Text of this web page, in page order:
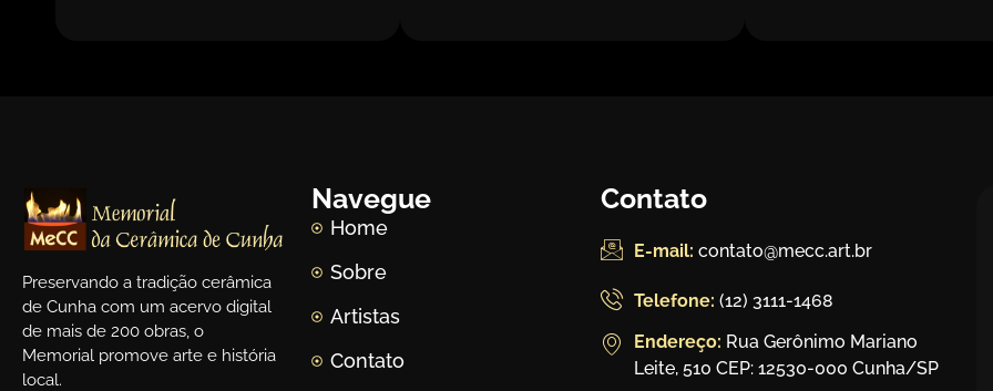
Preservando a tradição cerâmica
de Cunha com um acervo digital
de mais de 200 obras, o
Memorial promove arte e história
local.
Navegue
Home
Sobre
Artistas
Contato
Contato
E-mail: contato@mecc.art.br
Telefone: (12) 3111-1468
Endereço: Rua Gerônimo Mariano
Leite, 510 CEP: 12530-000 Cunha/SP